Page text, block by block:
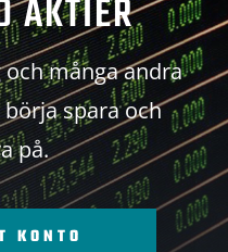
AKTIER
många andra
spara och
på.
KONTO